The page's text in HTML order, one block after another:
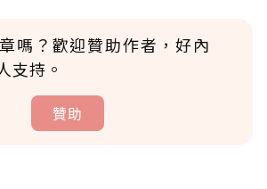
嗎？歡迎贊助作者，好內
支持。
贊助